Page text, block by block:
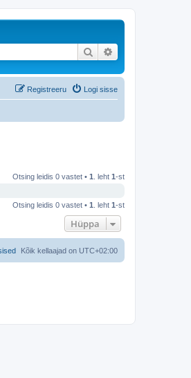
Otsi
Logi sisse
Registreeru
Otsing leidis 0 vastet • 1 . leht 1-st
Otsing leidis 0 vastet • 1 . leht 1-st
Hüppa
Kõik kellaajad on UTC+02:00